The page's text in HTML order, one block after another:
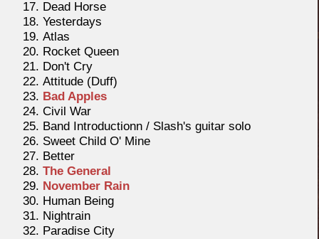
Dead Horse
Yesterdays
Atlas
Rocket Queen
Don't Cry
Attitude (Duff)
Bad Apples
Civil War
Band Introductionn / Slash's guitar solo
Sweet Child O' Mine
Better
The General
November Rain
Human Being
Nightrain
Paradise City